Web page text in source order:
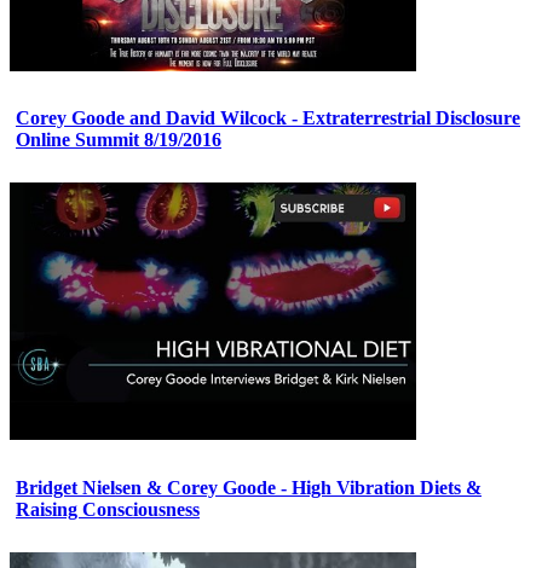
Corey Goode and David Wilcock - Extraterrestrial Disclosure
Online Summit 8/19/2016
Bridget Nielsen & Corey Goode - High Vibration Diets &
Raising Consciousness